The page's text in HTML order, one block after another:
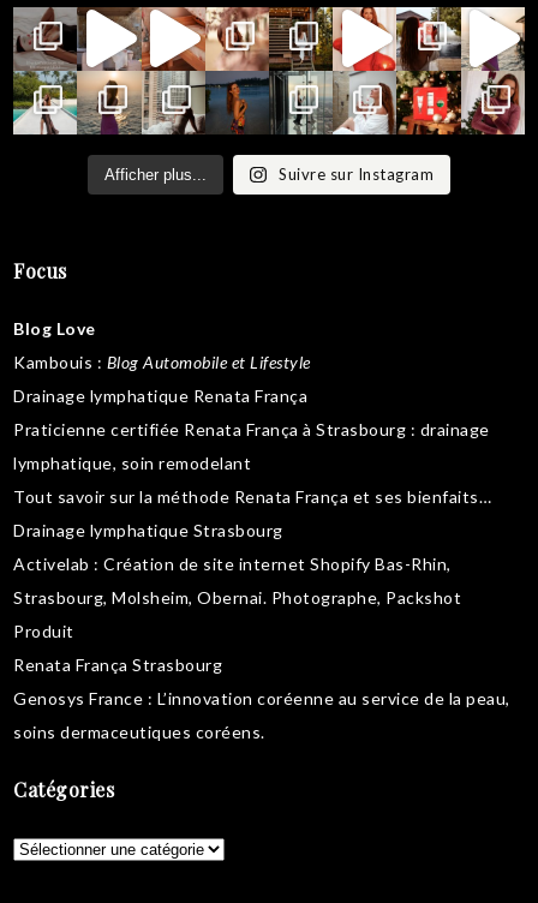
Afficher plus... Suivre sur Instagram
Focus
Blog Love
Kambouis : Blog Automobile et Lifestyle
Drainage lymphatique Renata França
Praticienne certifiée Renata França à Strasbourg : drainage
lymphatique, soin remodelant
Tout savoir sur la méthode Renata França et ses bienfaits…
Drainage lymphatique Strasbourg
Activelab : Création de site internet Shopify Bas-Rhin,
Strasbourg, Molsheim, Obernai. Photographe, Packshot
Produit
Renata França Strasbourg
Genosys France : L’innovation coréenne au service de la peau,
soins dermaceutiques coréens.
Catégories
Catégories